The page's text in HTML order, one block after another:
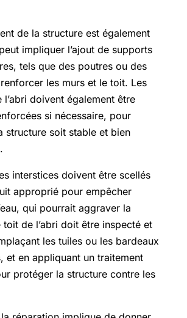
de la structure est également
impliquer l’ajout de supports
tels que des poutres ou des
les murs et le toit. Les
doivent également être
si nécessaire, pour
structure soit stable et bien
interstices doivent être scellés
approprié pour empêcher
qui pourrait aggraver la
de l’abri doit être inspecté et
les tuiles ou les bardeaux
et en appliquant un traitement
protéger la structure contre les